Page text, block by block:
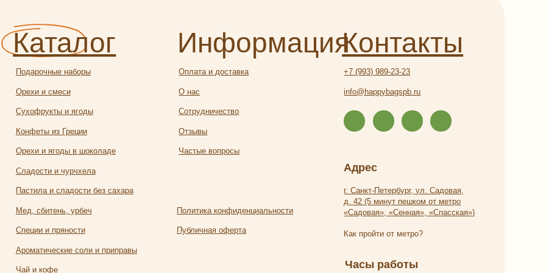
из Греции
и ягоды в шоколаде Частые вопросы
Публичная оферта
сайта:
Полина
Лесневская
д. 42 (5 минут пешком от метро
Как пройти от метро?
Ежедневно с 9:00 до 21:00
и пряности
соли и приправы
и кофе
чай и травы